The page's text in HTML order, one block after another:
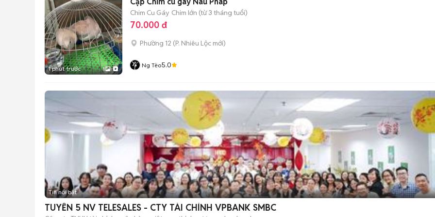
1 phút trước 1
Chim Cu Gáy Chim lớn (từ 3 tháng tuổi)
70.000 đ
Phường 12 (P. Nhiêu Lộc mới)
Ng Tèo5.0
Tin nổi bật
TUYỂN 5 NV TELESALES - CTY TÀI CHÍNH VPBANK SMBC